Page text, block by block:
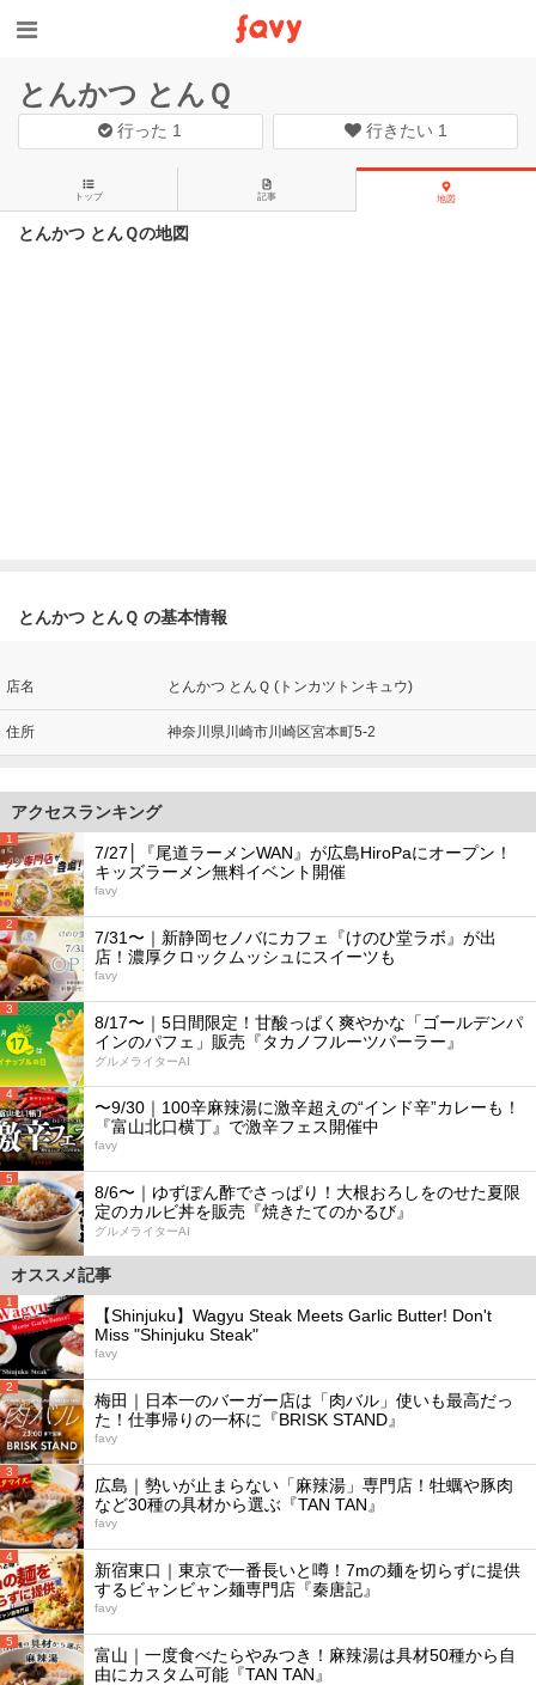
とんかつ とんＱ
行った 1 行きたい 1
トップ 記事 地図
とんかつ とんＱの地図
とんかつ とんＱ の基本情報
店名 とんかつ とんＱ (トンカツトンキュウ)
住所 神奈川県川崎市川崎区宮本町5-2
アクセスランキング
1
7/27│『尾道ラーメンWAN』が広島HiroPaにオープン！
キッズラーメン無料イベント開催
favy
2
7/31〜｜新静岡セノバにカフェ『けのひ堂ラボ』が出
店！濃厚クロックムッシュにスイーツも
favy
3
8/17〜｜5日間限定！甘酸っぱく爽やかな「ゴールデンパ
インのパフェ」販売『タカノフルーツパーラー』
グルメライターAI
4
〜9/30｜100辛麻辣湯に激辛超えの“インド辛”カレーも！
『富山北口横丁』で激辛フェス開催中
favy
5
8/6〜｜ゆずぽん酢でさっぱり！大根おろしをのせた夏限
定のカルビ丼を販売『焼きたてのかるび』
グルメライターAI
オススメ記事
1
【Shinjuku】Wagyu Steak Meets Garlic Butter! Don't
Miss "Shinjuku Steak"
favy
2
梅田｜日本一のバーガー店は「肉バル」使いも最高だっ
た！仕事帰りの一杯に『BRISK STAND』
favy
3
広島｜勢いが止まらない「麻辣湯」専門店！牡蠣や豚肉
など30種の具材から選ぶ『TAN TAN』
favy
4
新宿東口｜東京で一番長いと噂！7mの麺を切らずに提供
するビャンビャン麺専門店『秦唐記』
favy
5
富山｜一度食べたらやみつき！麻辣湯は具材50種から自
由にカスタム可能『TAN TAN』